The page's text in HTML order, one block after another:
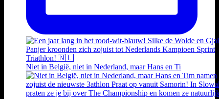
Niet in België, niet in Nederland, maar Hans en Ti